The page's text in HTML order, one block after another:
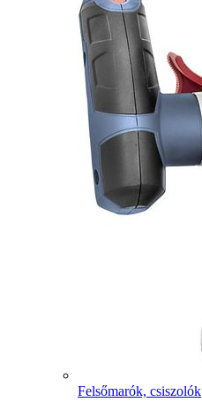
Felsőmarók, csiszolók